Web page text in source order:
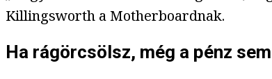
Killingsworth a Motherboardnak.
Ha rágörcsölsz, még a pénz